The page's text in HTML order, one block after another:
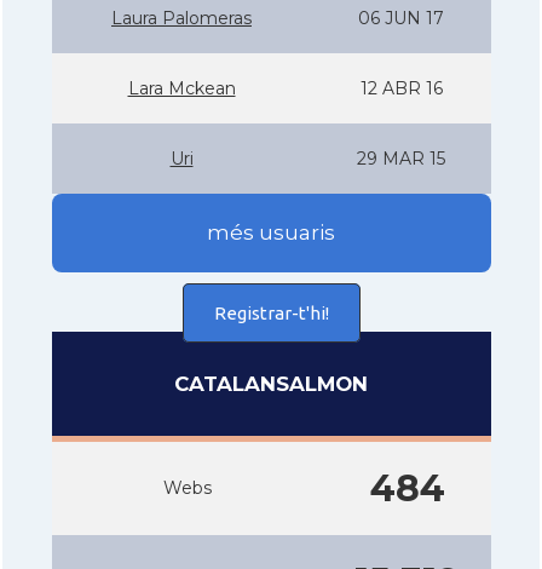
Laura Palomeras 06 JUN 17
Lara Mckean 12 ABR 16
Uri 29 MAR 15
més usuaris
Registrar-t'hi!
CATALANSALMON
Webs 484